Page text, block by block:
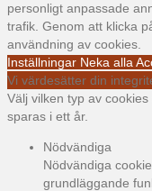
personligt anpassade
trafik. Genom att klicka
användning av cookies.
Inställningar Neka alla
Vi värdesätter din
Välj vilken typ av
sparas i ett år.
Nödvändiga
Nödvändiga
grundläggande